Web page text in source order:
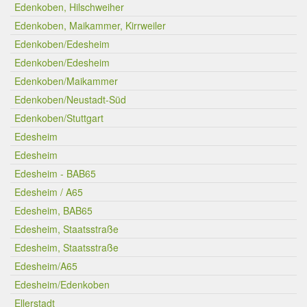
Edenkoben, Hilschweiher
Edenkoben, Maikammer, Kirrweiler
Edenkoben/Edesheim
Edenkoben/Edesheim
Edenkoben/Maikammer
Edenkoben/Neustadt-Süd
Edenkoben/Stuttgart
Edesheim
Edesheim
Edesheim - BAB65
Edesheim / A65
Edesheim, BAB65
Edesheim, Staatsstraße
Edesheim, Staatsstraße
Edesheim/A65
Edesheim/Edenkoben
Ellerstadt